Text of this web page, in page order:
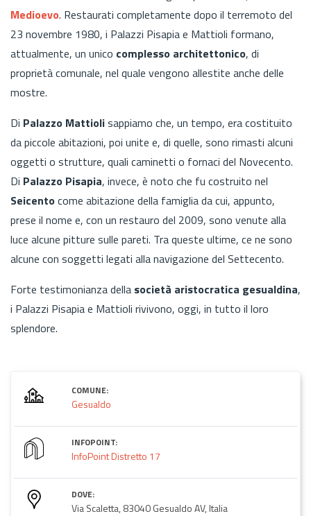
Medioevo. Restaurati completamente dopo il terremoto del
23 novembre 1980, i Palazzi Pisapia e Mattioli formano,
attualmente, un unico complesso architettonico, di
proprietà comunale, nel quale vengono allestite anche delle
mostre.
Di Palazzo Mattiolisappiamo che, un tempo, era costituito
da piccole abitazioni, poi unite e, di quelle, sono rimasti alcuni
oggetti o strutture, quali caminetti o fornaci del Novecento.
Di Palazzo Pisapia, invece, è noto che fu costruito nel
Seicentocome abitazione della famiglia da cui, appunto,
prese il nome e, con un restauro del 2009, sono venute alla
luce alcune pitture sulle pareti. Tra queste ultime, ce ne sono
alcune con soggetti legati alla navigazione del Settecento.
Forte testimonianza della società aristocratica gesualdina,
i Palazzi Pisapia e Mattioli rivivono, oggi, in tutto il loro
splendore.
COMUNE:
Gesualdo
INFOPOINT:
InfoPoint Distretto 17
DOVE:
Via Scaletta, 83040 Gesualdo AV, Italia